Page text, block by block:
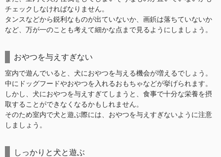
チェックしなければなりません。
タンスなどから鋭利なものが出ていないか、画鋲は落ちていないか
など、万が一のことも考えて細かな点まで見るようにしましょう。
おやつを与えすぎない
室内で遊んでいると、犬におやつを与える機会が増えるでしょう。
中にドッグフードやおやつを入れるおもちゃなどが挙げられます。
しかし、犬におやつを与えすぎてしまうと、食事で十分な栄養を摂
取することができなくなるかもしれません。
そのため室内で犬と遊ぶ際には、おやつを与えすぎないように注意
しましょう。
しっかりと犬と遊ぶ